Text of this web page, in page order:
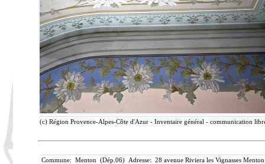
(c) Région Provence-Alpes-Côte d'Azur - Inventaire général - communication
Commune: Menton (Dép.06) Adresse: 28 avenue Riviera les Vignasses